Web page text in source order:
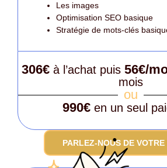
Les images
Optimisation SEO basique
Stratégie de mots-clés
306€ à l’achat puis 56€/
mois
ou
990€ en un seul
PARLEZ-NOUS DE